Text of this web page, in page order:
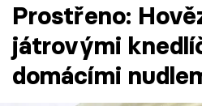
Témata
Prostřeno:
játrovými
domácími